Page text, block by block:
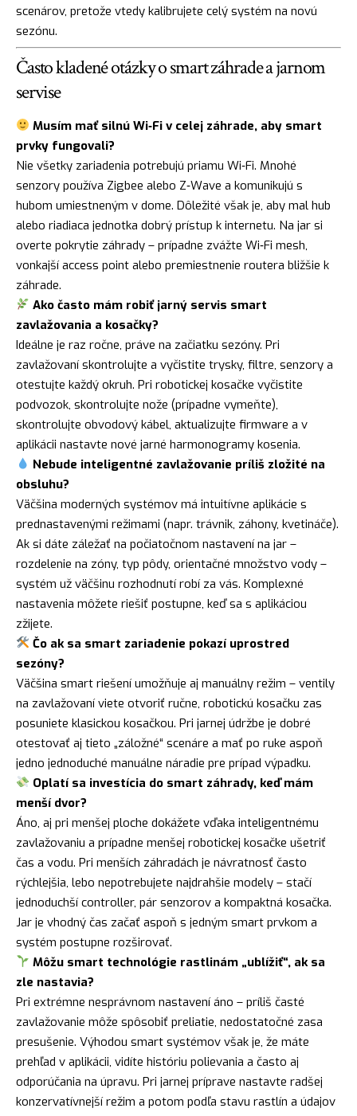
scenárov, pretože vtedy kalibrujete celý systém na novú
sezónu.
Často kladené otázky o smart záhrade a jarnom
servise
Musím mať silnú Wi‑Fi v celej záhrade, aby smart
prvky fungovali?
Nie všetky zariadenia potrebujú priamu Wi‑Fi. Mnohé
senzory používa Zigbee alebo Z‑Wave a komunikujú s
hubom umiestneným v dome. Dôležité však je, aby mal hub
alebo riadiaca jednotka dobrý prístup k internetu. Na jar si
overte pokrytie záhrady – prípadne zvážte Wi‑Fi mesh,
vonkajší access point alebo premiestnenie routera bližšie k
záhrade.
Ako často mám robiť jarný servis smart
zavlažovania a kosačky?
Ideálne je raz ročne, práve na začiatku sezóny. Pri
zavlažovaní skontrolujte a vyčistite trysky, filtre, senzory a
otestujte každý okruh. Pri robotickej kosačke vyčistite
podvozok, skontrolujte nože (prípadne vymeňte),
skontrolujte obvodový kábel, aktualizujte firmware a v
aplikácii nastavte nové jarné harmonogramy kosenia.
Nebude inteligentné zavlažovanie príliš zložité na
obsluhu?
Väčšina moderných systémov má intuitívne aplikácie s
prednastavenými režimami (napr. trávnik, záhony, kvetináče).
Ak si dáte záležať na počiatočnom nastavení na jar –
rozdelenie na zóny, typ pôdy, orientačné množstvo vody –
systém už väčšinu rozhodnutí robí za vás. Komplexné
nastavenia môžete riešiť postupne, keď sa s aplikáciou
zžijete.
Čo ak sa smart zariadenie pokazí uprostred
sezóny?
Väčšina smart riešení umožňuje aj manuálny režim – ventily
na zavlažovaní viete otvoriť ručne, robotickú kosačku zas
posuniete klasickou kosačkou. Pri jarnej údržbe je dobré
otestovať aj tieto „záložné“ scenáre a mať po ruke aspoň
jedno jednoduché manuálne náradie pre prípad výpadku.
Oplatí sa investícia do smart záhrady, keď mám
menší dvor?
Áno, aj pri menšej ploche dokážete vďaka inteligentnému
zavlažovaniu a prípadne menšej robotickej kosačke ušetriť
čas a vodu. Pri menších záhradách je návratnosť často
rýchlejšia, lebo nepotrebujete najdrahšie modely – stačí
jednoduchší controller, pár senzorov a kompaktná kosačka.
Jar je vhodný čas začať aspoň s jedným smart prvkom a
systém postupne rozširovať.
Môžu smart technológie rastlinám „ublížiť“, ak sa
zle nastavia?
Pri extrémne nesprávnom nastavení áno – príliš časté
zavlažovanie môže spôsobiť preliatie, nedostatočné zasa
presušenie. Výhodou smart systémov však je, že máte
prehľad v aplikácii, vidíte históriu polievania a často aj
odporúčania na úpravu. Pri jarnej príprave nastavte radšej
konzervatívnejší režim a potom podľa stavu rastlín a údajov